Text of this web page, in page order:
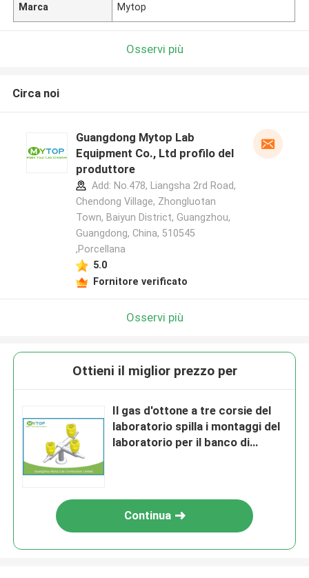
Marca Mytop
Osservi più
Circa noi
Guangdong Mytop Lab
Equipment Co., Ltd profilo del
produttore
Add: No.478, Liangsha 2rd Road,
Chendong Village, Zhongluotan
Town, Baiyun District, Guangzhou,
Guangdong, China, 510545
,Porcellana
5.0
Fornitore verificato
Osservi più
Ottieni il miglior prezzo per
Il gas d'ottone a tre corsie del
laboratorio spilla i montaggi del
laboratorio per il banco di
Continua